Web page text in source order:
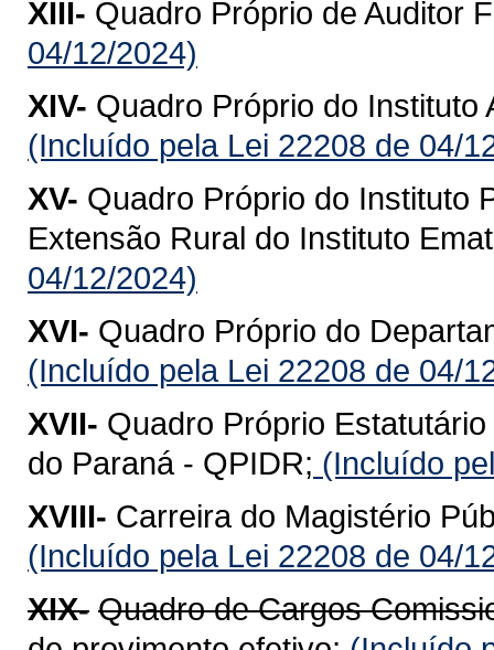
XIII- Quadro Próprio de Auditor
04/12/2024)
XIV- Quadro Próprio do Instituto
(Incluído pela Lei 22208 de 04/
XV- Quadro Próprio do Instituto
Extensão Rural do Instituto
04/12/2024)
XVI- Quadro Próprio do
(Incluído pela Lei 22208 de 04/
XVII- Quadro Próprio
do Paraná - QPIDR; (Incluído
XVIII- Carreira do Magistério
(Incluído pela Lei 22208 de 04/
XIX- Quadro de Cargos